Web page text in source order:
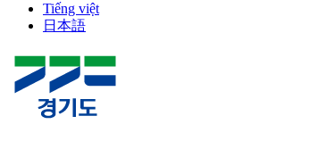
Tiếng việt
日本語